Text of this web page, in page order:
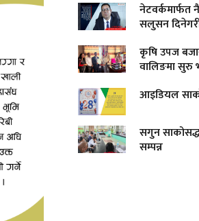
नेटवर्कमार्फत
सलुसन दिनेगरी
कृषि उपज
वालिङमा सुरु
आइडियल
सगुन
सम्पन्न